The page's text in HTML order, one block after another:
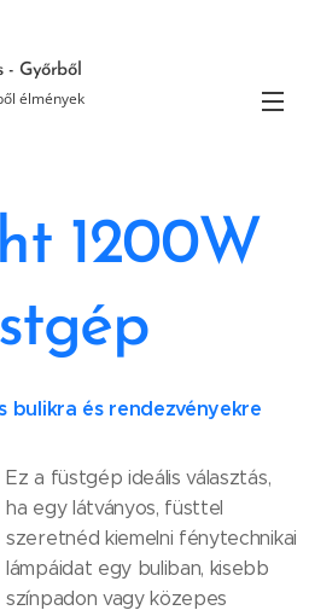
- Győrből
élmények
1200W
bulikra és rendezvényekre
Ez a füstgép ideális választás,
ha egy látványos, füsttel
szeretnéd kiemelni fénytechnikai
lámpáidat egy buliban, kisebb
színpadon vagy közepes